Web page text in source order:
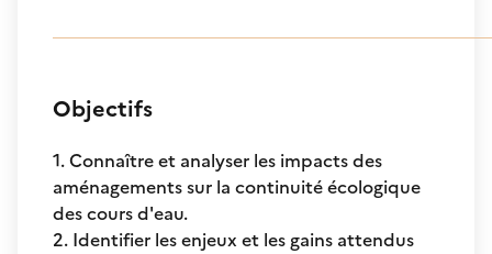
Objectifs
1. Connaître et analyser les impacts des
aménagements sur la continuité écologique
des cours d'eau.
2. Identifier les enjeux et les gains attendus